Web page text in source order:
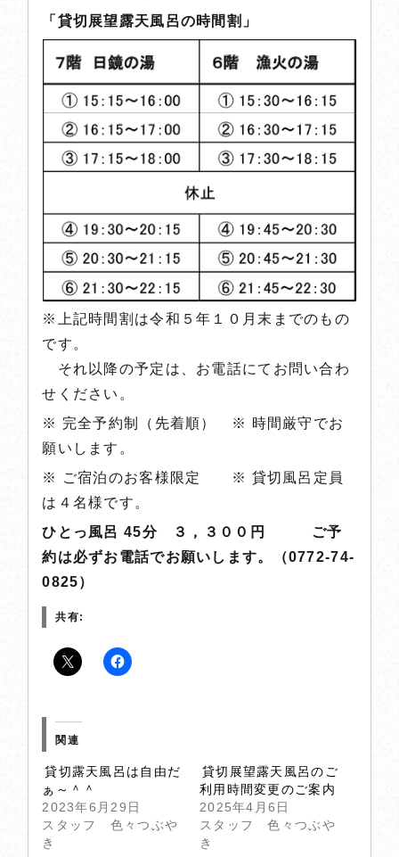
「貸切展望露天風呂の時間割」
※上記時間割は令和５年１０月末までのもの
です。
それ以降の予定は、お電話にてお問い合わ
せください。
※ 完全予約制（先着順） ※ 時間厳守でお
願いします。
※ ご宿泊のお客様限定 ※ 貸切風呂定員
は４名様です。
ひとっ風呂 45分 ３，３００円 ご予
約は必ずお電話でお願いします。（0772-74-
0825）
共有:
関連
貸切露天風呂は自由だ
ぁ～＾＾
2023年6月29日
スタッフ 色々つぶや
き
貸切展望露天風呂のご
利用時間変更のご案内
2025年4月6日
スタッフ 色々つぶや
き